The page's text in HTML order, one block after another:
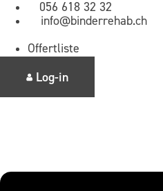
Zum
Inhalt
056 618 32 32
info@binderrehab.ch
Offertliste
Log-in